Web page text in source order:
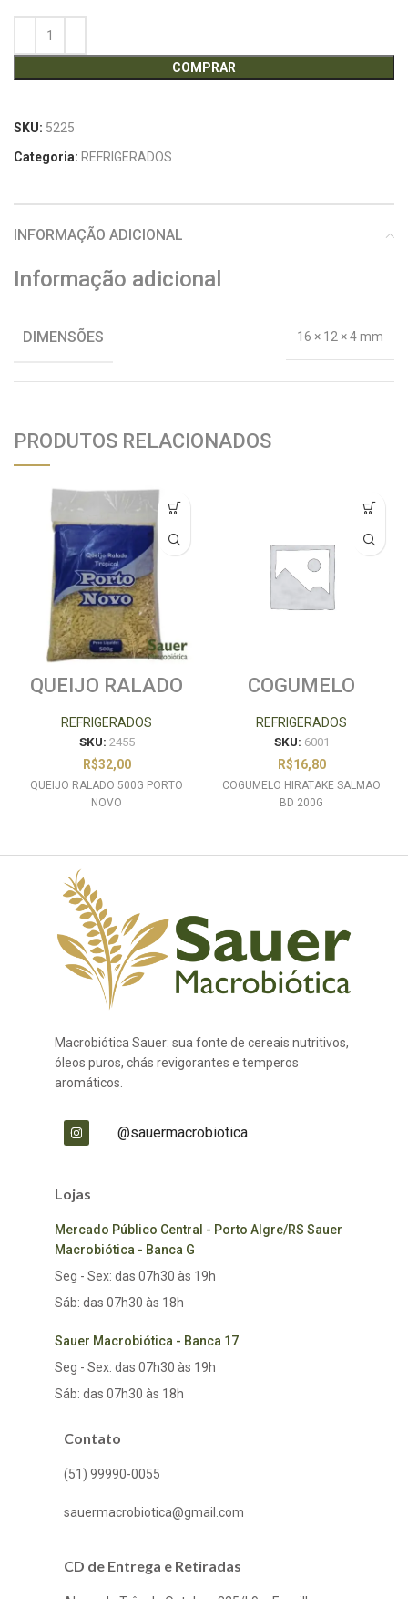
COMPRAR
SKU: 5225
Categoria: REFRIGERADOS
INFORMAÇÃO ADICIONAL
Informação adicional
DIMENSÕES 16 × 12 × 4 mm
PRODUTOS RELACIONADOS
QUEIJO RALADO
NOVO
REFRIGERADOS
SKU: 2455
R$32,00
QUEIJO RALADO 500G PORTO
NOVO
COGUMELO
SALMAO BD 200G
REFRIGERADOS
SKU: 6001
R$16,80
COGUMELO HIRATAKE SALMAO
BD 200G
Macrobiótica Sauer: sua fonte de cereais nutritivos,
óleos puros, chás revigorantes e temperos
aromáticos.
@sauermacrobiotica
Lojas
Mercado Público Central - Porto Algre/RS Sauer
Macrobiótica - Banca G
Seg - Sex: das 07h30 às 19h
Sáb: das 07h30 às 18h
Sauer Macrobiótica - Banca 17
Seg - Sex: das 07h30 às 19h
Sáb: das 07h30 às 18h
Contato
(51) 99990-0055
sauermacrobiotica@gmail.com
CD de Entrega e Retiradas